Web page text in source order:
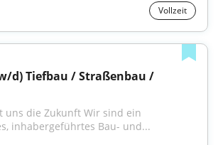
Vollzeit
d) Tiefbau / Straßenbau /
uns die Zukunft Wir sind ein
inhabergeführtes Bau- und...